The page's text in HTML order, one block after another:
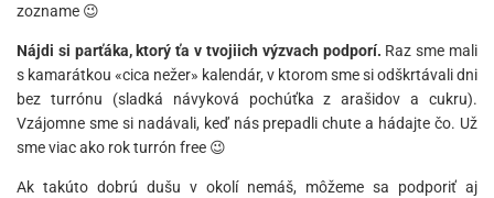
zozname 😉
Nájdi si parťáka, ktorý ťa v tvojiich výzvach podporí. Raz sme mali
s kamarátkou «cica nežer» kalendár, v ktorom sme si odškrtávali dni
bez turrónu (sladká návyková pochúťka z arašidov a cukru).
Vzájomne sme si nadávali, keď nás prepadli chute a hádajte čo. Už
sme viac ako rok turrón free 😉
Ak takúto dobrú dušu v okolí nemáš, môžeme sa podporiť aj